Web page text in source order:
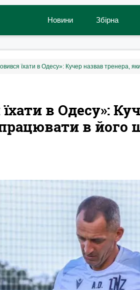
Новини Збірна
в Одесу»:
в його